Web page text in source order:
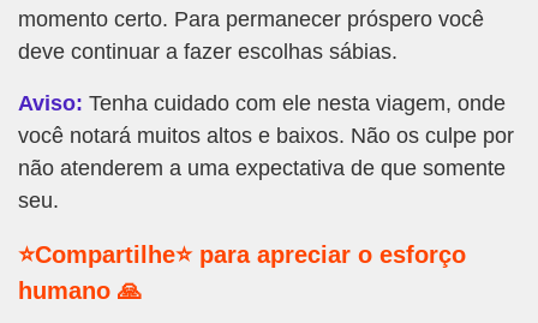
momento certo. Para permanecer próspero você
deve continuar a fazer escolhas sábias.
Aviso: Tenha cuidado com ele nesta viagem, onde
você notará muitos altos e baixos. Não os culpe por
não atenderem a uma expectativa de que somente
seu.
⭐Compartilhe⭐ para apreciar o esforço
humano 🙏